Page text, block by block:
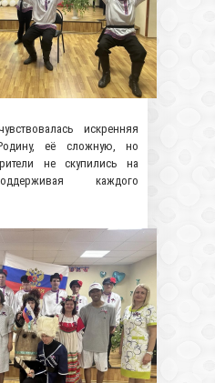
искренняя
её сложную, но
не скупились на
каждого